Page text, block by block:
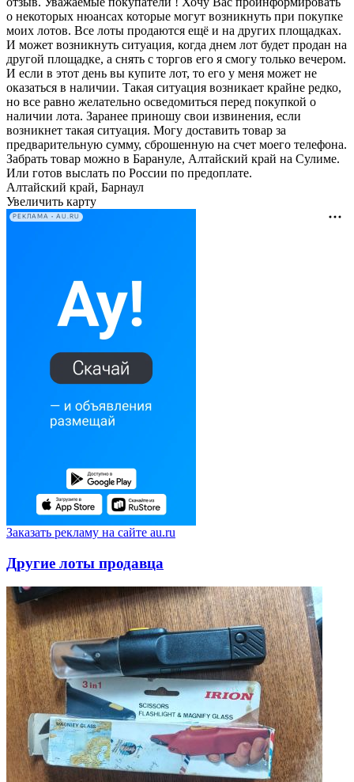
о некоторых нюансах которые могут возникнуть при покупке
моих лотов. Все лоты продаются ещё и на других площадках.
И может возникнуть ситуация, когда днем лот будет продан на
другой площадке, а снять с торгов его я смогу только вечером.
И если в этот день вы купите лот, то его у меня может не
оказаться в наличии. Такая ситуация возникает крайне редко,
но все равно желательно осведомиться перед покупкой о
наличии лота. Заранее приношу свои извинения, если
возникнет такая ситуация. Могу доставить товар за
предварительную сумму, сброшенную на счет моего телефона.
Забрать товар можно в Барануле, Алтайский край на Сулиме.
Или готов выслать по России по предоплате.
Алтайский край, Барнаул
Увеличить карту
РЕКЛАМА • AU.RU
Заказать рекламу на сайте au.ru
Другие лоты продавца